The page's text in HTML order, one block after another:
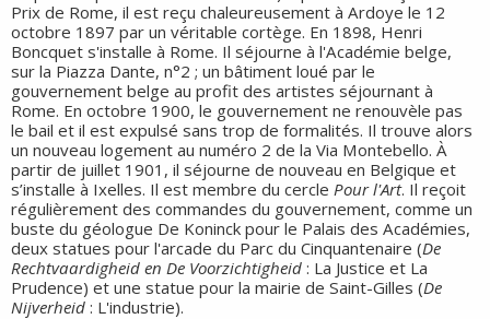
Prix de Rome, il est reçu chaleureusement à Ardoye le 12
octobre 1897 par un véritable cortège. En 1898, Henri
Boncquet s'installe à Rome. Il séjourne à l'Académie belge,
sur la Piazza Dante, n°2 ; un bâtiment loué par le
gouvernement belge au profit des artistes séjournant à
Rome. En octobre 1900, le gouvernement ne renouvèle pas
le bail et il est expulsé sans trop de formalités. Il trouve alors
un nouveau logement au numéro 2 de la Via Montebello. À
partir de juillet 1901, il séjourne de nouveau en Belgique et
s’installe à Ixelles. Il est membre du cercle Pour l'Art. Il reçoit
régulièrement des commandes du gouvernement, comme un
buste du géologue De Koninck pour le Palais des Académies,
deux statues pour l'arcade du Parc du Cinquantenaire (De
Rechtvaardigheid en De Voorzichtigheid : La Justice et La
Prudence) et une statue pour la mairie de Saint-Gilles (De
Nijverheid : L'industrie).